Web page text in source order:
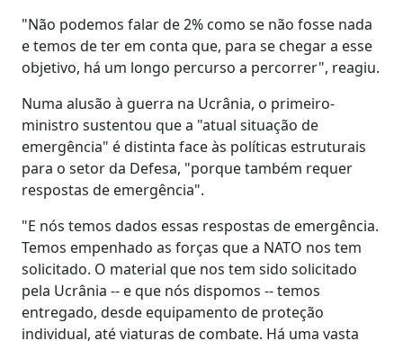
"Não podemos falar de 2% como se não fosse nada
e temos de ter em conta que, para se chegar a esse
objetivo, há um longo percurso a percorrer", reagiu.
Numa alusão à guerra na Ucrânia, o primeiro-
ministro sustentou que a "atual situação de
emergência" é distinta face às políticas estruturais
para o setor da Defesa, "porque também requer
respostas de emergência".
"E nós temos dados essas respostas de emergência.
Temos empenhado as forças que a NATO nos tem
solicitado. O material que nos tem sido solicitado
pela Ucrânia -- e que nós dispomos -- temos
entregado, desde equipamento de proteção
individual, até viaturas de combate. Há uma vasta